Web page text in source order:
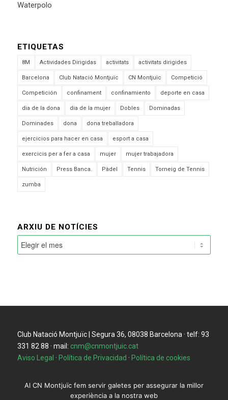
Waterpolo
ETIQUETAS
8M Actividades Dirigidas activitats activitats dirigides
Barcelona Club Natació Montjuïc CN Montjuïc Competició
Competición confinament confinamiento deporte en casa
dia de la dona dia de la mujer Dobles Dominadas
Dominades dona dona treballadora
ejercicios para hacer en casa esport a casa
exercicis per a fer a casa mujer mujer trabajadora
Nutrición Press Banca. Pàdel Tennis Torneig de Tennis
zumba
ARXIU DE NOTÍCIES
Club Natació Montjuïc | Segura 36, 08038 Barcelona · telf: 93
331 82 88 · mail: cnm@cnmontjuic.cat
Aviso Legal · Política de Privacidad · Política de cookies
Al CN Montjuïc fem servir galetes per assegurar la millor
experiència a la nostra web